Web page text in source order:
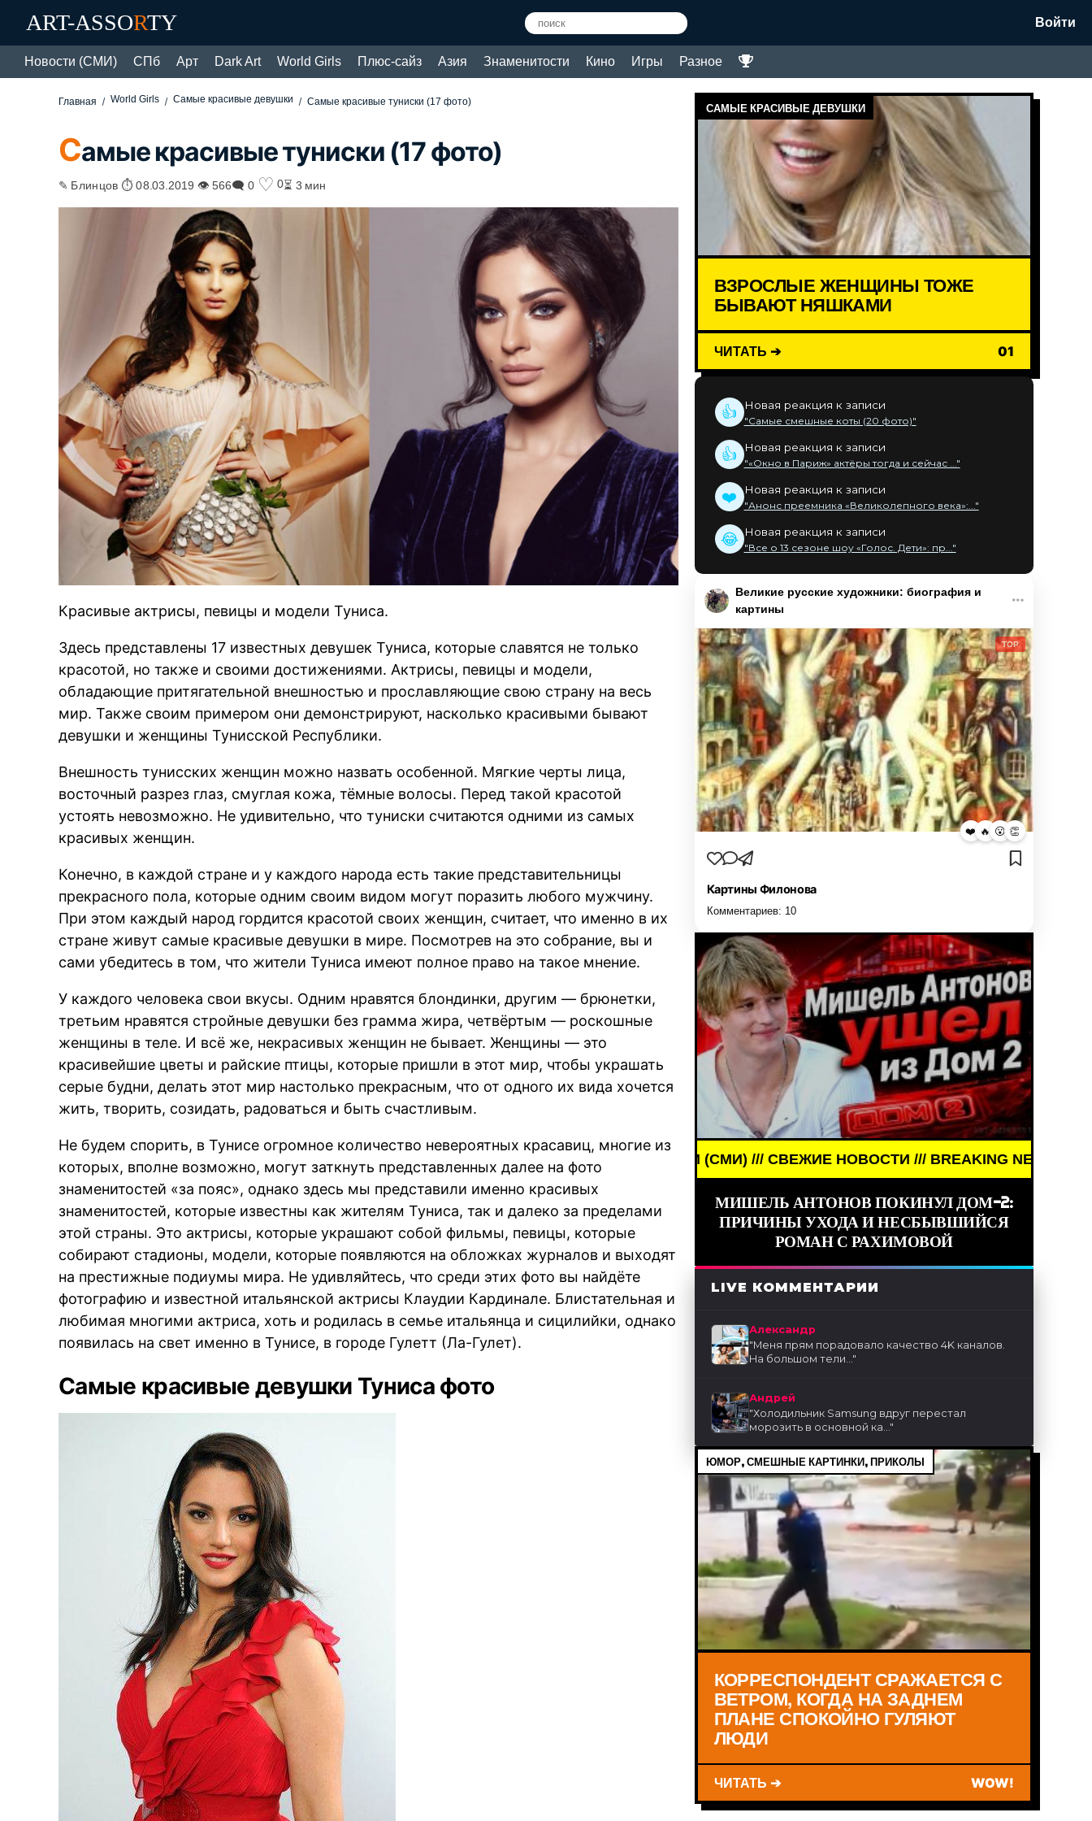
ART-ASSORTY Войти
Новости (СМИ) СПб Арт Dark Art World Girls Плюс-сайз Азия Знаменитости Кино Игры Разное
Главная World Girls Самые красивые девушки Самые красивые туниски (17 фото)
Самые красивые туниски (17 фото)
✎ Блинцов ⏱ 08.03.2019 👁 566🗨 0 ♡ 0⏳ 3 мин
Красивые актрисы, певицы и модели Туниса.
Здесь представлены 17 известных девушек Туниса, которые славятся не только
красотой, но также и своими достижениями. Актрисы, певицы и модели,
обладающие притягательной внешностью и прославляющие свою страну на весь
мир. Также своим примером они демонстрируют, насколько красивыми бывают
девушки и женщины Тунисской Республики.
Внешность тунисских женщин можно назвать особенной. Мягкие черты лица,
восточный разрез глаз, смуглая кожа, тёмные волосы. Перед такой красотой
устоять невозможно. Не удивительно, что туниски считаются одними из самых
красивых женщин.
Конечно, в каждой стране и у каждого народа есть такие представительницы
прекрасного пола, которые одним своим видом могут поразить любого мужчину.
При этом каждый народ гордится красотой своих женщин, считает, что именно в их
стране живут самые красивые девушки в мире. Посмотрев на это собрание, вы и
сами убедитесь в том, что жители Туниса имеют полное право на такое мнение.
У каждого человека свои вкусы. Одним нравятся блондинки, другим — брюнетки,
третьим нравятся стройные девушки без грамма жира, четвёртым — роскошные
женщины в теле. И всё же, некрасивых женщин не бывает. Женщины — это
красивейшие цветы и райские птицы, которые пришли в этот мир, чтобы украшать
серые будни, делать этот мир настолько прекрасным, что от одного их вида хочется
жить, творить, созидать, радоваться и быть счастливым.
Не будем спорить, в Тунисе огромное количество невероятных красавиц, многие из
которых, вполне возможно, могут заткнуть представленных далее на фото
знаменитостей «за пояс», однако здесь мы представили именно красивых
знаменитостей, которые известны как жителям Туниса, так и далеко за пределами
этой страны. Это актрисы, которые украшают собой фильмы, певицы, которые
собирают стадионы, модели, которые появляются на обложках журналов и выходят
на престижные подиумы мира. Не удивляйтесь, что среди этих фото вы найдёте
фотографию и известной итальянской актрисы Клаудии Кардинале. Блистательная и
любимая многими актриса, хоть и родилась в семье итальянца и сицилийки, однако
появилась на свет именно в Тунисе, в городе Гулетт (Ла-Гулет).
Самые красивые девушки Туниса фото
САМЫЕ КРАСИВЫЕ ДЕВУШКИ
ВЗРОСЛЫЕ ЖЕНЩИНЫ ТОЖЕ
БЫВАЮТ НЯШКАМИ
ЧИТАТЬ ➔ 01
👍 Новая реакция к записи
"Самые смешные коты (20 фото)"
👍 Новая реакция к записи
"«Окно в Париж» актёры тогда и сейчас ..."
❤️ Новая реакция к записи
"Анонс преемника «Великолепного века»:..."
😂 Новая реакция к записи
"Все о 13 сезоне шоу «Голос. Дети»: пр..."
Великие русские художники: биография и
картины
TOP
❤️ 🔥 😮 👏
Картины Филонова
Комментариев: 10
BREAKING NEWS /// НОВОСТИ (СМИ) /// СВЕЖИЕ НОВОСТИ /// BREAKING NEWS /// НОВОСТИ (СМИ) ///
МИШЕЛЬ АНТОНОВ ПОКИНУЛ ДОМ-2:
ПРИЧИНЫ УХОДА И НЕСБЫВШИЙСЯ
РОМАН С РАХИМОВОЙ
LIVE КОММЕНТАРИИ
Александр
"Меня прям порадовало качество 4K каналов.
На большом тели..."
Андрей
"Холодильник Samsung вдруг перестал
морозить в основной ка..."
ЮМОР, СМЕШНЫЕ КАРТИНКИ, ПРИКОЛЫ
КОРРЕСПОНДЕНТ СРАЖАЕТСЯ С
ВЕТРОМ, КОГДА НА ЗАДНЕМ
ПЛАНЕ СПОКОЙНО ГУЛЯЮТ
ЛЮДИ
ЧИТАТЬ ➔ WOW!